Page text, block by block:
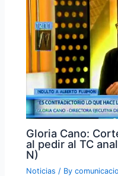
Gloria Cano:
al pedir al TC
N)
Noticias / By